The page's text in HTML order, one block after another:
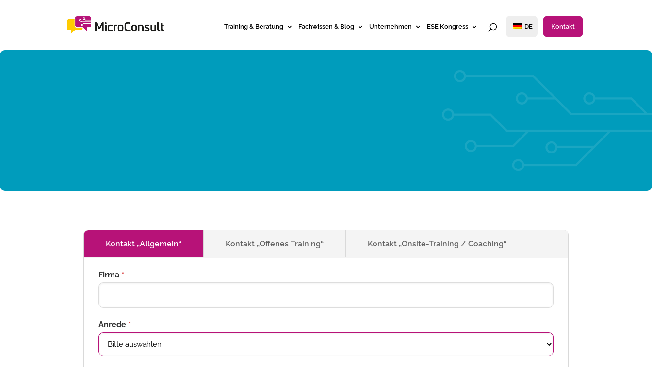
Training & Beratung Fachwissen & Blog Unternehmen ESE Kongress DE Kontakt
Kontakt „Allgemein“ Kontakt „Offenes Training“ Kontakt „Onsite-Training / Coaching“
Your
Website *
Firma *
Anrede *